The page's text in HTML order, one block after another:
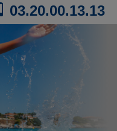
03.20.00.13.13